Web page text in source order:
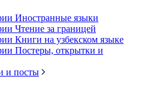
Иностранные языки
Чтение за границей
Книги на узбекском языке
Постеры, открытки и
и посты